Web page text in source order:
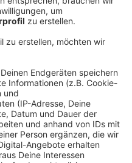
06:42
von Köln in Richtung
Frankreich und
genau wie viele Routen